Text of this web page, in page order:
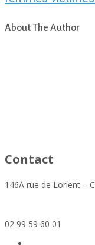
About The Author
Contact
146A rue de Lorient –
02 99 59 60 01